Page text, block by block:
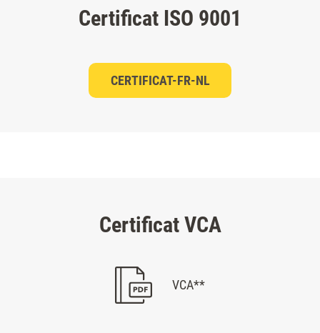
Certificat ISO 9001
CERTIFICAT-FR-NL
Certificat VCA
VCA**